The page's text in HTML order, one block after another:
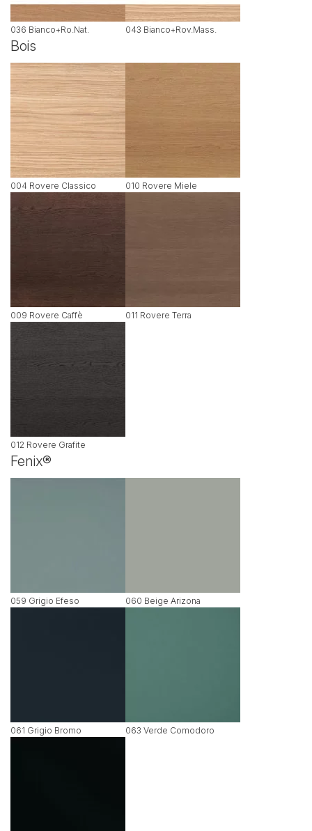
036 Bianco+Ro.Nat. 043 Bianco+Rov.Mass.
Bois
004 Rovere Classico 010 Rovere Miele
009 Rovere Caffè 011 Rovere Terra
012 Rovere Grafite
Fenix®
059 Grigio Efeso 060 Beige Arizona
061 Grigio Bromo 063 Verde Comodoro